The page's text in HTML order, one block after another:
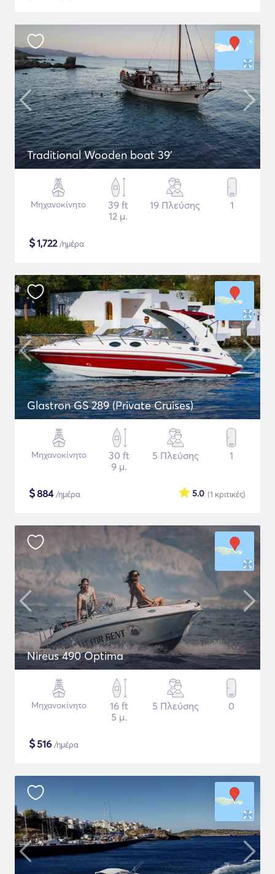
Traditional Wooden boat 39'
Μηχανοκίνητο
39 ft
12 μ.
19 Πλεύσης 1
$1,722/ημέρα
Glastron GS 289 (Private Cruises)
Μηχανοκίνητο
30 ft
9 μ.
5 Πλεύσης 1
$884/ημέρα (1 κριτικές)
5.0
Nireus 490 Optima
Μηχανοκίνητο
16 ft
5 μ.
5 Πλεύσης 0
$516 /ημέρα